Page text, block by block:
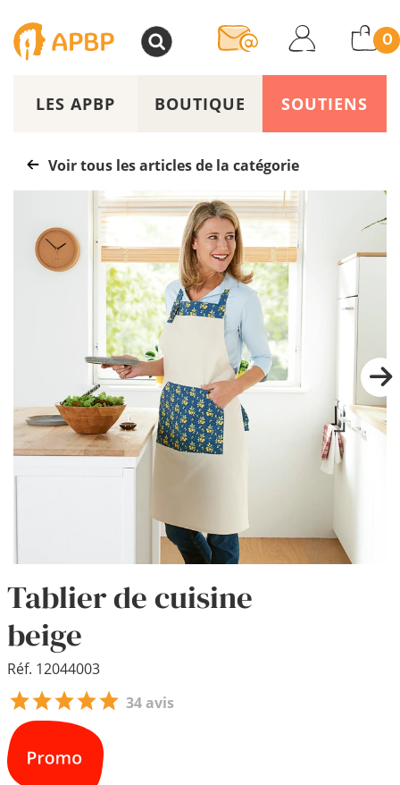
0
LES APBP BOUTIQUE SOUTIENS
Voir tous les articles de la catégorie
Tablier de cuisine
beige
Réf. 12044003
34 avis